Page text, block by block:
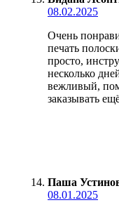
08.02.2025
Очень
печать
просто,
несколько
вежливый,
заказывать
Паша
08.01.2025